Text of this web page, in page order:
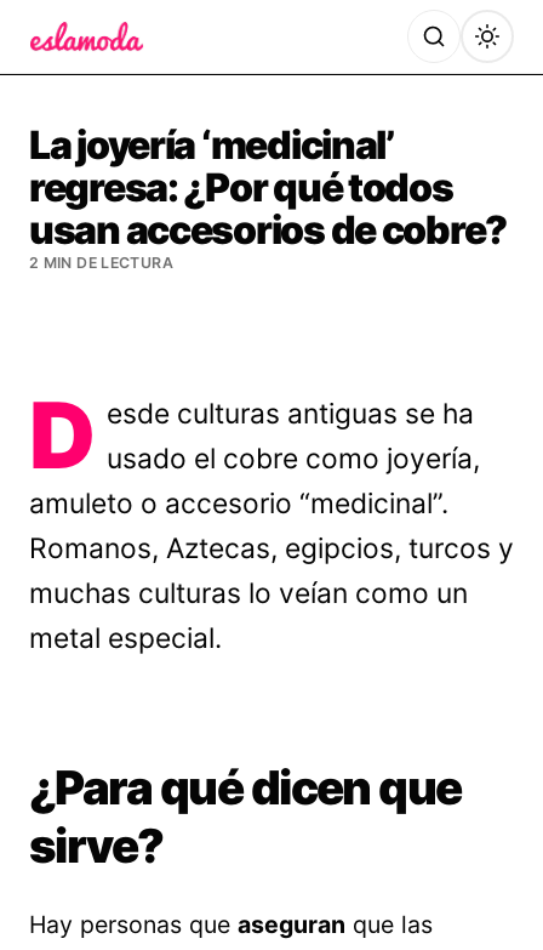
La joyería ‘medicinal’
regresa: ¿Por qué todos
usan accesorios de cobre?
2 MIN DE LECTURA
D esde culturas antiguas se ha
usado el cobre como joyería,
amuleto o accesorio “medicinal”.
Romanos, Aztecas, egipcios, turcos y
muchas culturas lo veían como un
metal especial.
¿Para qué dicen que
sirve?
Hay personas que aseguran que las